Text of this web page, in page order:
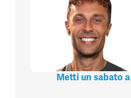
Metti un sabato